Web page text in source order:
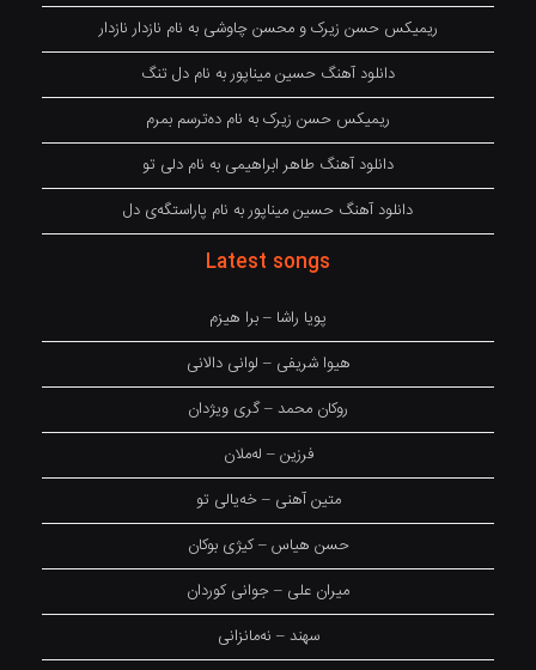
ریمیکس حسن زیرک و محسن چاوشی به نام نازدار نازدار
دانلود آهنگ حسین میناپور به نام دل تنگ
ریمیکس حسن زیرک به نام دەترسم بمرم
دانلود آهنگ طاهر ابراهیمی به نام دلی تو
دانلود آهنگ حسین میناپور به نام پاراستگەی دل
Latest songs
پویا راشا – برا هیزم
هیوا شریفی – لوانی دالانی
روکان محمد – گری ویژدان
فرزین – لەملان
متین آهنی – خەیالی تو
حسن هیاس – کیژی بوکان
میران علی – جوانی کوردان
سهند – نەمانزانی